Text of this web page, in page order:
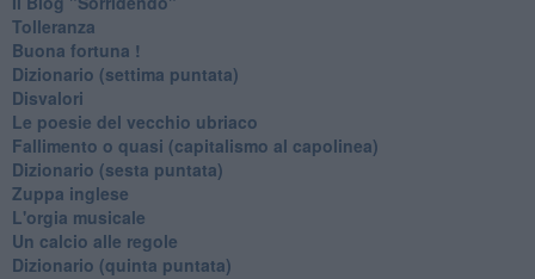
Tolleranza
Buona fortuna !
​Dizionario (settima puntata)
Disvalori
Le poesie del vecchio ubriaco
Fallimento o quasi (capitalismo al capolinea)
Dizionario (sesta puntata)
Zuppa inglese
L'orgia musicale
Un calcio alle regole
Dizionario (quinta puntata)